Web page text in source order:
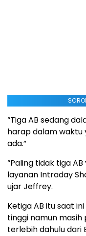
“Tiga AB sedang
harap dalam waktu
ada.”
“Paling tidak tiga
layanan Intraday
ujar Jeffrey.
Ketiga AB itu saat
tinggi namun
terlebih dahulu dari